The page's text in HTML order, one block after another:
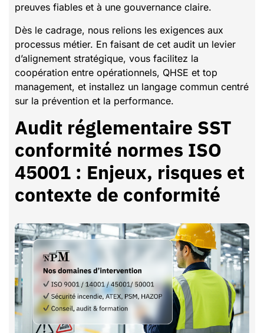
preuves fiables et à une gouvernance claire.
Dès le cadrage, nous relions les exigences aux
processus métier. En faisant de cet audit un levier
d’alignement stratégique, vous facilitez la
coopération entre opérationnels, QHSE et top
management, et installez un langage commun centré
sur la prévention et la performance.
Audit réglementaire SST
conformité normes ISO
45001 : Enjeux, risques et
contexte de conformité